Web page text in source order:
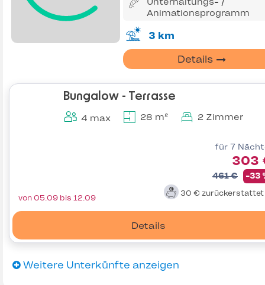
Animationsprogramm
3 km
Details
Bungalow - Terrasse
4 max 28 m² 2 Zimmer
für 7
303
461 € -33
30 € zurückerstattet
Details
von 05.09 bis 12.09
Weitere Unterkünfte anzeigen